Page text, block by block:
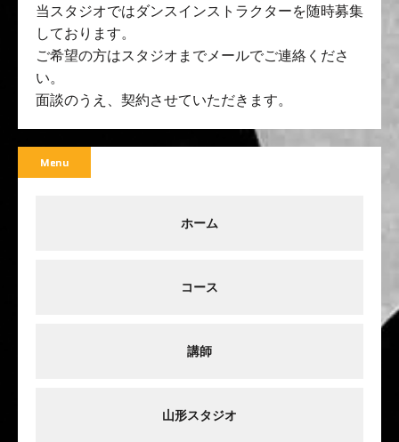
当スタジオではダンスインストラクターを随時募集
しております。
ご希望の方はスタジオまでメールでご連絡くださ
い。
面談のうえ、契約させていただきます。
Menu
ホーム
コース
講師
山形スタジオ